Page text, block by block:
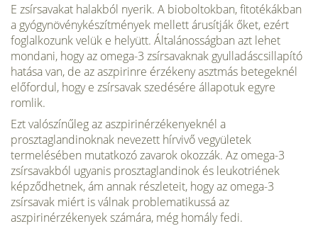
E zsírsavakat halakból nyerik. A bioboltokban, fitotékákban
a gyógynövénykészítmények mellett árusítják őket, ezért
foglalkozunk velük e helyütt. Általánosságban azt lehet
mondani, hogy az omega-3 zsírsavaknak gyulladáscsillapító
hatása van, de az aszpirinre érzékeny asztmás betegeknél
előfordul, hogy e zsírsavak szedésére állapotuk egyre
romlik.
Ezt valószínűleg az aszpirinérzékenyeknél a
prosztaglandinoknak nevezett hírvivő vegyületek
termelésében mutatkozó zavarok okozzák. Az omega-3
zsírsavakból ugyanis prosztaglandinok és leukotriének
képződhetnek, ám annak részleteit, hogy az omega-3
zsírsavak miért is válnak problematikussá az
aszpirinérzékenyek számára, még homály fedi.